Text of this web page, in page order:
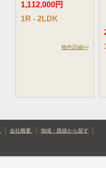
1,112,000円
1R - 2LDK
物件詳細>>
会社概要 地域・路線から探す